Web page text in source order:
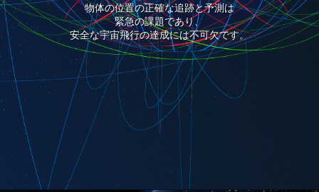
物体の位置の正確な追跡と予測は
緊急の課題であり、
安全な宇宙飛行の達成には不可欠です。